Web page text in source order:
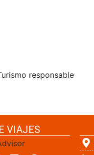
VIAJES